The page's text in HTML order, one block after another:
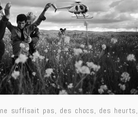
suffisait pas, des chocs, des heurts,